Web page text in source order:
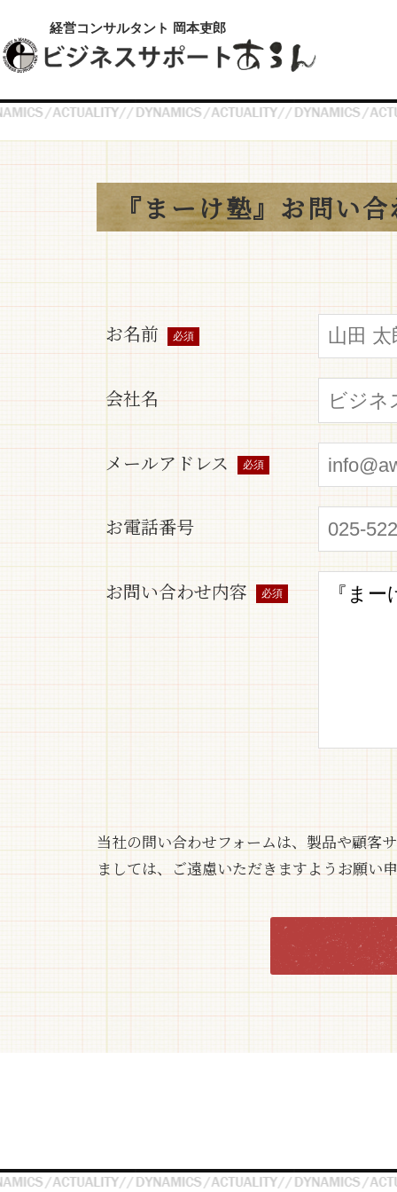
経営コンサルタント 岡本吏郎
『まーけ塾』お問い合
お名前 必須
会社名
メールアドレス 必須
お電話番号
お問い合わせ内容 必須
当社の問い合わせフォームは、製品や顧客
ましては、ご遠慮いただきますようお願い